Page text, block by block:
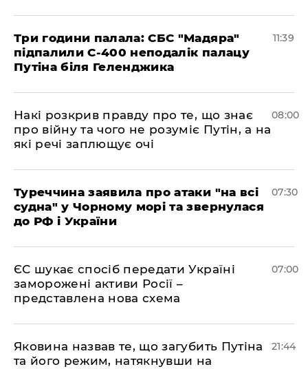
Три години палала: СБС "Мадяра"
підпалили С-400 неподалік палацу
Путіна біля Геленджика
11:39
Накі розкрив правду про те, що знає
про війну та чого не розуміє Путін, а на
які речі заплющує очі
08:00
Туреччина заявила про атаки "на всі
судна" у Чорному морі та звернулася
до РФ і України
07:30
ЄС шукає спосіб передати Україні
заморожені активи Росії –
представлена ​​нова схема
07:00
Яковина назвав те, що загубить Путіна
та його режим, натякнувши на
21:44